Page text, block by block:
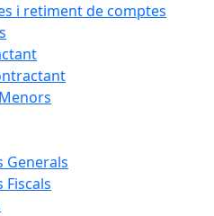
i retiment de comptes
Generals
Fiscals